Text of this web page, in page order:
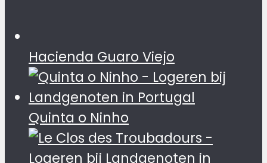
Hacienda Guaro Viejo
Quinta o Ninho